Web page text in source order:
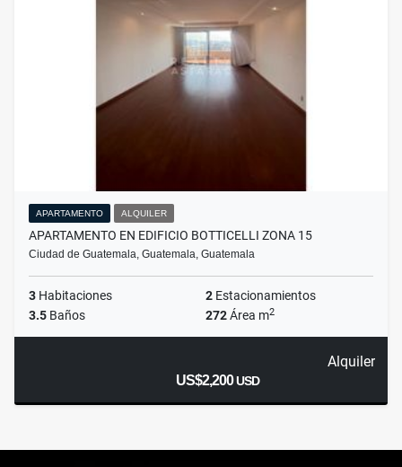
APARTAMENTO ALQUILER
APARTAMENTO EN EDIFICIO BOTTICELLI ZONA 15
Ciudad de Guatemala, Guatemala, Guatemala
3 Habitaciones 2 Estacionamientos
3.5 Baños 272Área m2
Alquiler
US$2,200USD